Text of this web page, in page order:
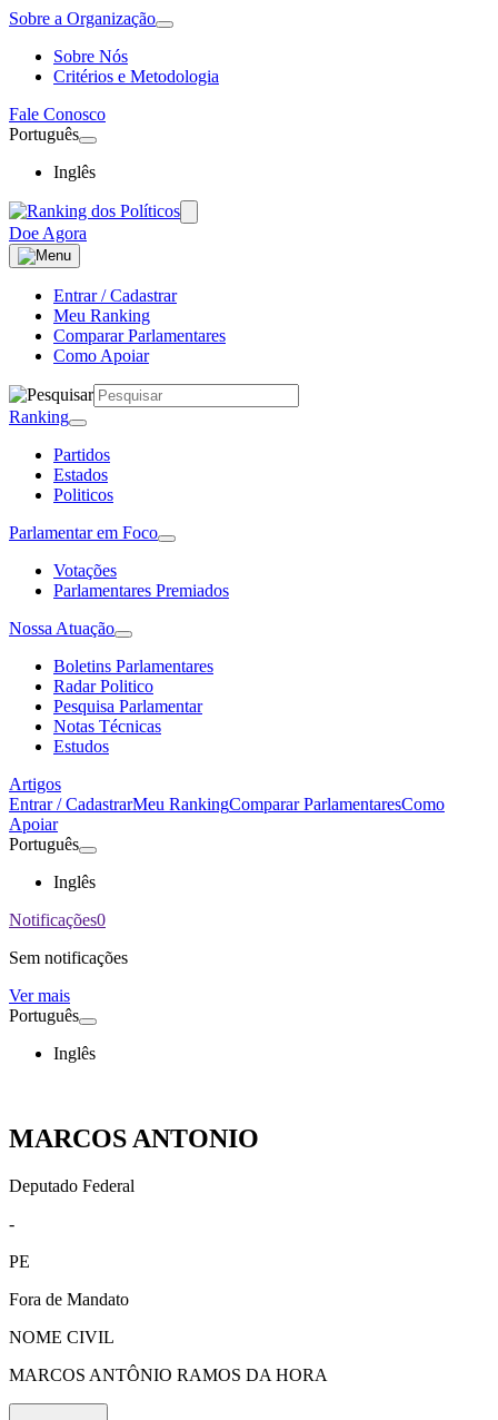
Sobre a Organização
Sobre Nós
Critérios e Metodologia
Fale Conosco
Português
Inglês
Doe Agora
Entrar / Cadastrar
Meu Ranking
Comparar Parlamentares
Como Apoiar
Ranking
Partidos
Estados
Politicos
Parlamentar em Foco
Votações
Parlamentares Premiados
Nossa Atuação
Boletins Parlamentares
Radar Politico
Pesquisa Parlamentar
Notas Técnicas
Estudos
Artigos
Entrar / CadastrarMeu RankingComparar ParlamentaresComo
Apoiar
Português
Inglês
Notificações0
Sem notificações
Ver mais
Português
Inglês
MARCOS ANTONIO
Deputado Federal
-
PE
Fora de Mandato
NOME CIVIL
MARCOS ANTÔNIO RAMOS DA HORA